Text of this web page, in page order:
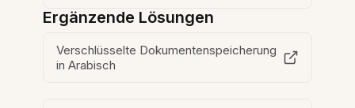
Ergänzende Lösungen
Verschlüsselte Dokumentenspeicherung
in Arabisch